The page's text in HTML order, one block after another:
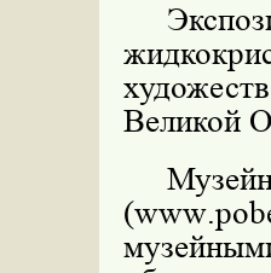
Великой
(www.